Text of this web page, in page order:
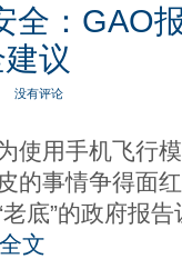
全：GAO
议
没有评论
使用手机飞行
的事情争得面
底”的政府报
文